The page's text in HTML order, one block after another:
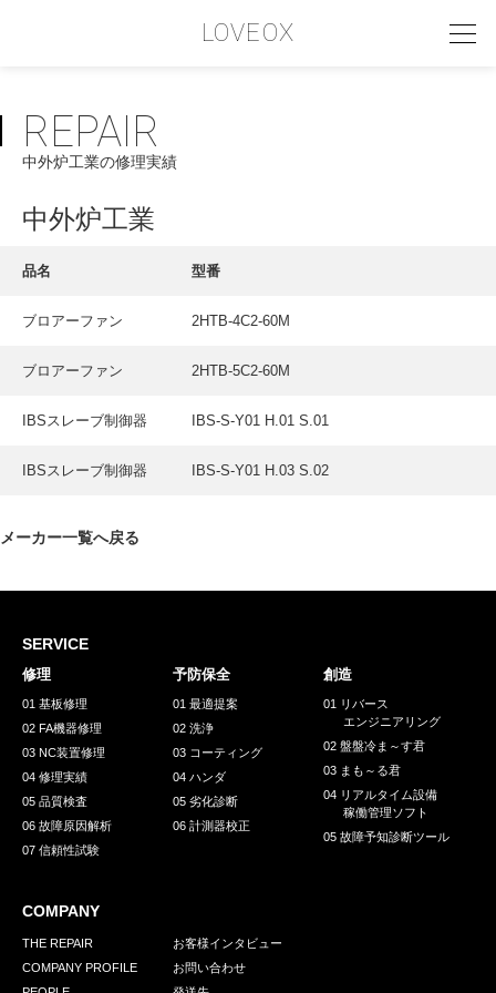
LOVEOX
PHILOSOPHY
フィロソフィー
COMPANY PROFILE
INTERVIEW
お客様インタビュー
RECRUIT
GREEN CHALLENGE
REPAIR
中外炉工業の修理実績
中外炉工業
品名 型番
ブロアーファン 2HTB-4C2-60M
ブロアーファン 2HTB-5C2-60M
IBSスレーブ制御器 IBS-S-Y01 H.01 S.01
IBSスレーブ制御器 IBS-S-Y01 H.03 S.02
メーカー一覧へ戻る
SERVICE
修理
01 基板修理
02 FA機器修理
03 NC装置修理
04 修理実績
05 品質検査
06 故障原因解析
07 信頼性試験
予防保全
01 最適提案
02 洗浄
03 コーティング
04 ハンダ
05 劣化診断
06 計測器校正
創造
01 リバース
エンジニアリング
02 盤盤冷ま～す君
03 まも～る君
04 リアルタイム設備
稼働管理ソフト
05 故障予知診断ツール
COMPANY
THE REPAIR
COMPANY PROFILE
お客様インタビュー
お問い合わせ